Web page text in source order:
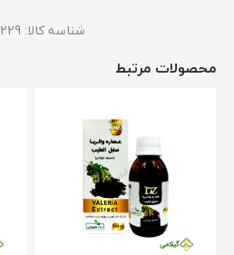
شناسه کالا:
محصولات مرتبط